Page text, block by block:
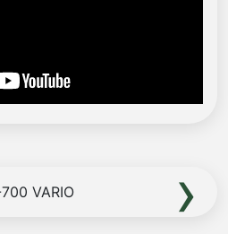
›